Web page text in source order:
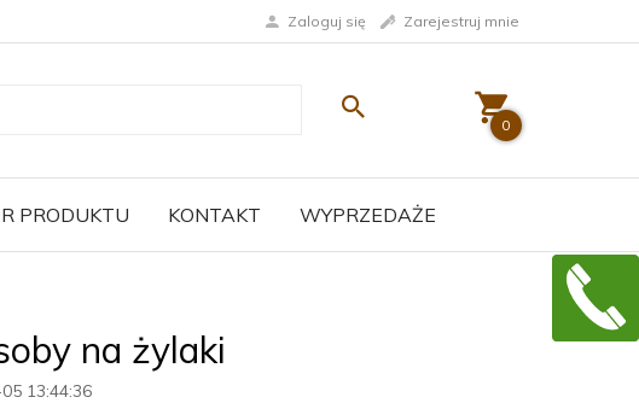
Zaloguj się Zarejestruj mnie
0
PRODUKTU KONTAKT WYPRZEDAŻE
na żylaki
13:44:36